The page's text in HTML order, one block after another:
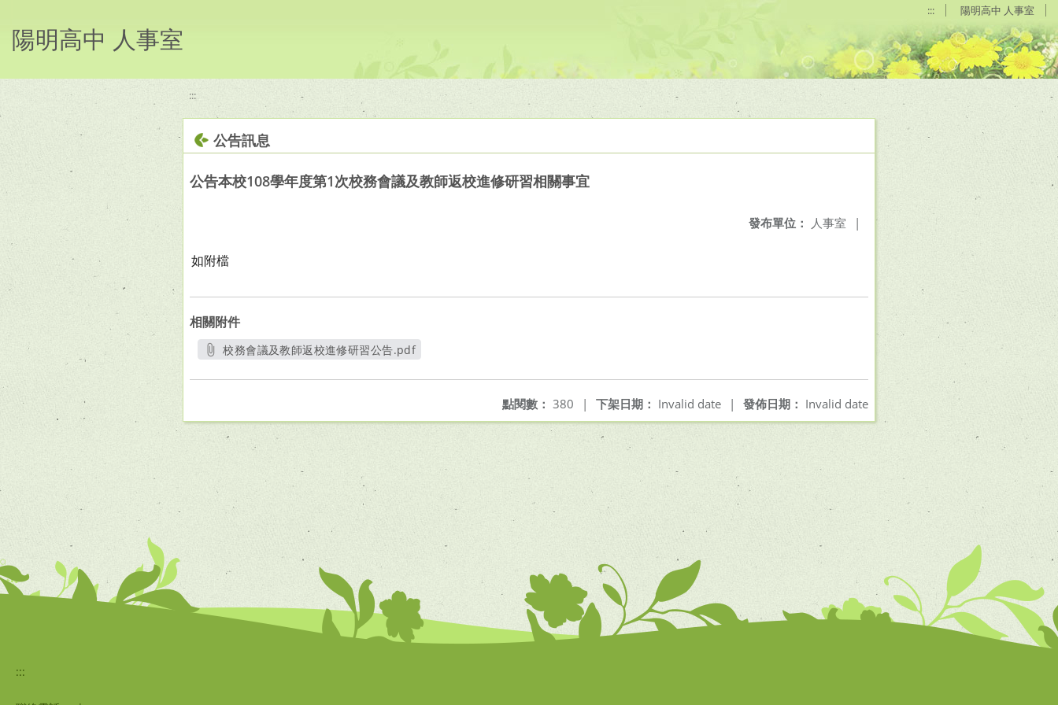
::: 陽明高中 人事室
陽明高中 人事室
:::
公告訊息
公告本校108學年度第1次校務會議及教師返校進修研習相關事宜
發布單位： 人事室 |
如附檔
相關附件
校務會議及教師返校進修研習公告.pdf
發佈日期： Invalid date
下架日期： Invalid date |
點閱數： 380 |
:::